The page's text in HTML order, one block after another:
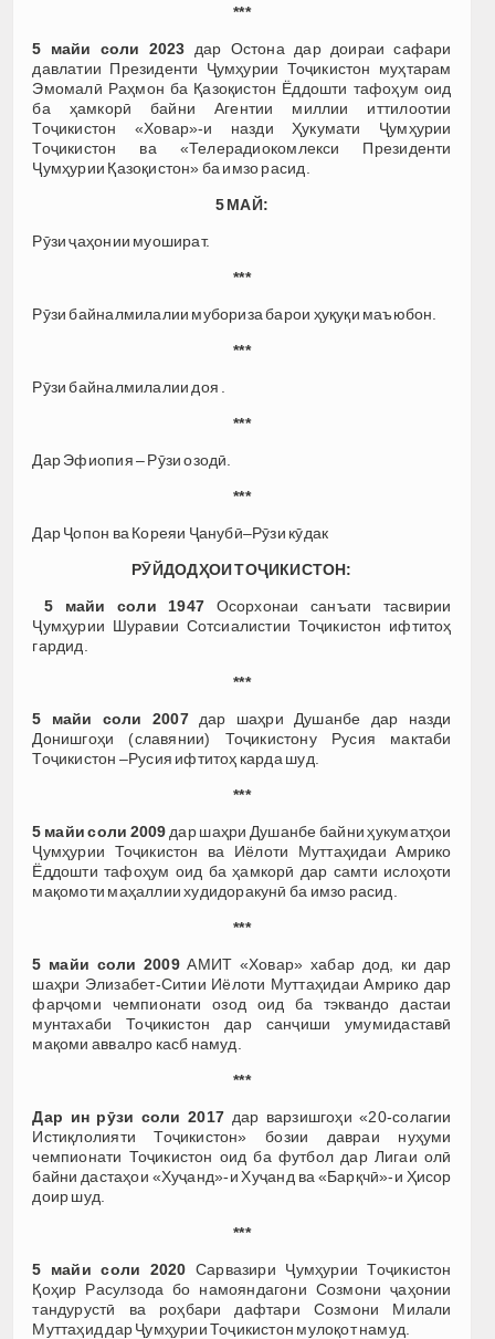
***
5 майи соли 2023 дар Остона дар доираи сафари
давлатии Президенти Ҷумҳурии Тоҷикистон муҳтарам
Эмомалӣ Раҳмон ба Қазоқистон Ёддошти тафоҳум оид
ба ҳамкорӣ байни Агентии миллии иттилоотии
Тоҷикистон «Ховар»-и назди Ҳукумати Ҷумҳурии
Тоҷикистон ва «Телерадиокомлекси Президенти
Ҷумҳурии Қазоқистон» ба имзо расид.
5 МАЙ:
Рӯзи ҷаҳонии муошират.
***
Рӯзи байналмилалии мубориза барои ҳуқуқи маъюбон.
***
Рӯзи байналмилалии доя .
***
Дар Эфиопия – Рӯзи озодӣ.
***
Дар Ҷопон ва Кореяи Ҷанубӣ–Рӯзи кӯдак
РӮЙДОДҲОИ ТОҶИКИСТОН:
5 майи соли 1947 Осорхонаи санъати тасвирии
Ҷумҳурии Шуравии Сотсиалистии Тоҷикистон ифтитоҳ
гардид.
***
5 майи соли 2007дар шаҳри Душанбе дар назди
Донишгоҳи (славянии) Тоҷикистону Русия мактаби
Тоҷикистон –Русия ифтитоҳ карда шуд.
***
5 майи соли 2009 дар шаҳри Душанбе байни ҳукуматҳои
Ҷумҳурии Тоҷикистон ва Иёлоти Муттаҳидаи Амрико
Ёддошти тафоҳум оид ба ҳамкорӣ дар самти ислоҳоти
мақомоти маҳаллии худидоракунӣ ба имзо расид.
***
5 майи соли 2009АМИТ «Ховар» хабар дод, ки дар
шаҳри Элизабет-Ситии Иёлоти Муттаҳидаи Амрико дар
фарҷоми чемпионати озод оид ба тэквандо дастаи
мунтахаби Тоҷикистон дар санҷиши умумидаставӣ
мақоми аввалро касб намуд.
***
Дар ин рӯзи соли 2017 дар варзишгоҳи «20-солагии
Истиқлолияти Тоҷикистон» бозии давраи нуҳуми
чемпионати Тоҷикистон оид ба футбол дар Лигаи олӣ
байни дастаҳои «Хуҷанд»-и Хуҷанд ва «Барқчӣ»-и Ҳисор
доир шуд.
***
5 майи соли 2020 Сарвазири Ҷумҳурии Тоҷикистон
Қоҳир Расулзода бо намояндагони Созмони ҷаҳонии
тандурустӣ ва роҳбари дафтари Созмони Милали
Муттаҳид дар Ҷумҳурии Тоҷикистон мулоқот намуд.